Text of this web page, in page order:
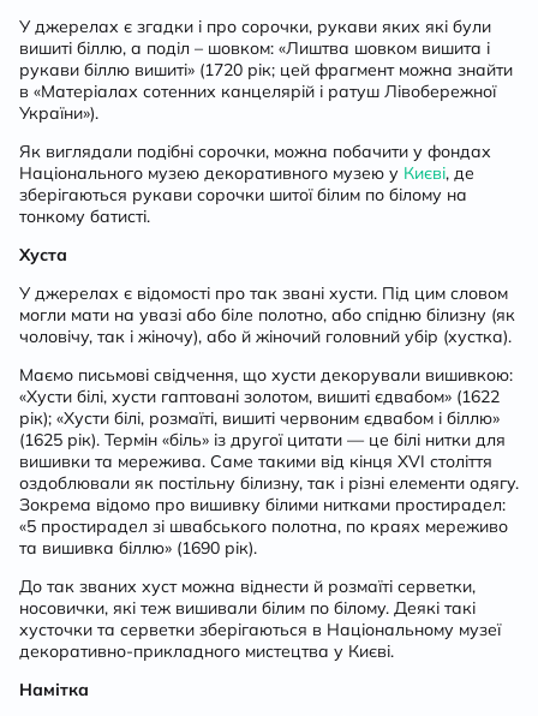
У джерелах є згадки і про сорочки, рукави яких які були
вишиті біллю, а поділ – шовком: «Лиштва шовком вишита і
рукави біллю вишиті» (1720 рік; цей фрагмент можна знайти
в «Матеріалах сотенних канцелярій і ратуш Лівобережної
України»).
Як виглядали подібні сорочки, можна побачити у фондах
Національного музею декоративного музею у Києві, де
зберігаються рукави сорочки шитої білим по білому на
тонкому батисті.
Хуста
У джерелах є відомості про так звані хусти. Під цим словом
могли мати на увазі або біле полотно, або спідню білизну (як
чоловічу, так і жіночу), або й жіночий головний убір (хустка).
Маємо письмові свідчення, що хусти декорували вишивкою:
«Хусти білі, хусти гаптовані золотом, вишиті єдвабом» (1622
рік); «Хусти білі, розмаїті, вишиті червоним єдвабом і біллю»
(1625 рік). Термін «біль» із другої цитати — це білі нитки для
вишивки та мережива. Саме такими від кінця XVI століття
оздоблювали як постільну білизну, так і різні елементи одягу.
Зокрема відомо про вишивку білими нитками простирадел:
«5 простирадел зі швабського полотна, по краях мереживо
та вишивка біллю» (1690 рік).
До так званих хуст можна віднести й розмаїті серветки,
носовички, які теж вишивали білим по білому. Деякі такі
хусточки та серветки зберігаються в Національному музеї
декоративно-прикладного мистецтва у Києві.
Намітка